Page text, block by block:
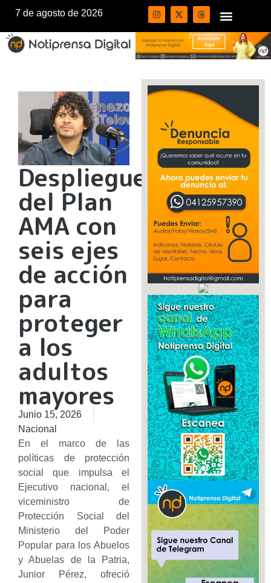
7 de agosto de 2026
Despliegue
del Plan
AMA con
seis ejes
de acción
para
proteger
a los
adultos
mayores
Junio 15, 2026
Nacional
En el marco de las
políticas de protección
social que impulsa el
Ejecutivo nacional, el
viceministro de
Protección Social del
Ministerio del Poder
Popular para los Abuelos
y Abuelas de la Patria,
Junior Pérez, ofreció